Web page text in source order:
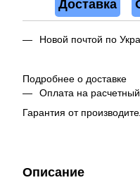
Доставка
Новой почтой по
Подробнее о доставке
Оплата на
Гарантия от
Описание